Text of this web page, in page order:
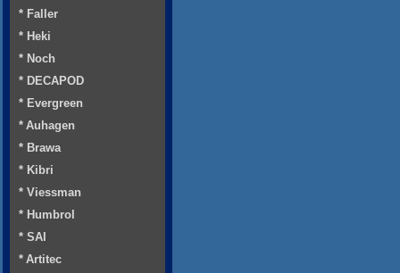
* Faller
* Heki
* Noch
* DECAPOD
* Evergreen
* Auhagen
* Brawa
* Kibri
* Viessman
* Humbrol
* SAI
* Artitec